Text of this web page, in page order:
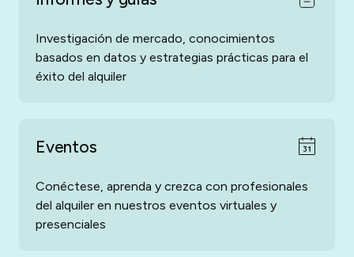
Investigación de mercado, conocimientos
basados en datos y estrategias prácticas para el
éxito del alquiler
Eventos
Conéctese, aprenda y crezca con profesionales
del alquiler en nuestros eventos virtuales y
presenciales